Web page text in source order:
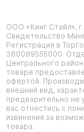
ООО «Кинг Стайл»,
Свидетельство
Регистрация в
380089555000.
Центрального
товаре
офертой.
внешний вид,
предварительно не
вас отнестись с
извинения за
товара.